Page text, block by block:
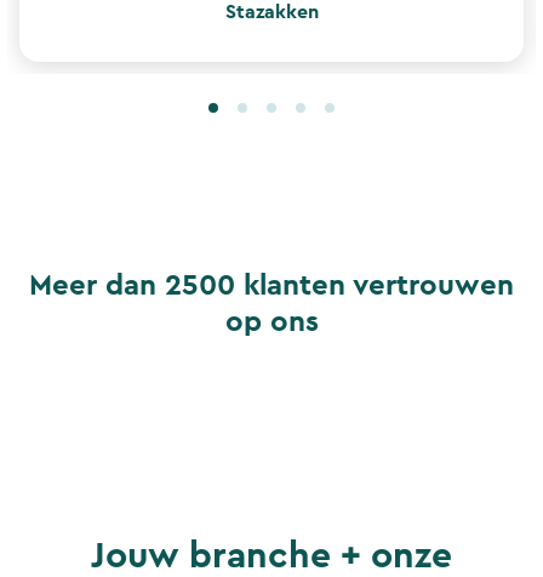
Stazakken
Meer dan 2500 klanten vertrouwen
op ons
Jouw branche + onze